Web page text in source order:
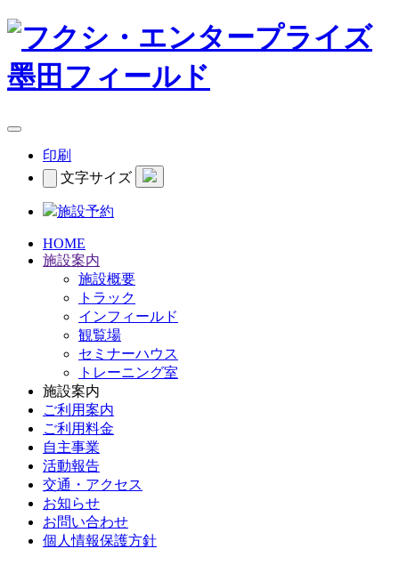
印刷
文字サイズ
施設予約
HOME
施設案内
施設概要
トラック
インフィールド
観覧場
セミナーハウス
トレーニング室
施設案内
ご利用案内
ご利用料金
自主事業
活動報告
交通・アクセス
お知らせ
お問い合わせ
個人情報保護方針